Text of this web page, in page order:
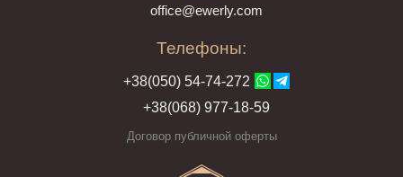
office@ewerly.com
Телефоны:
+38(050) 54-74-272
+38(068) 977-18-59
Договор публичной оферты